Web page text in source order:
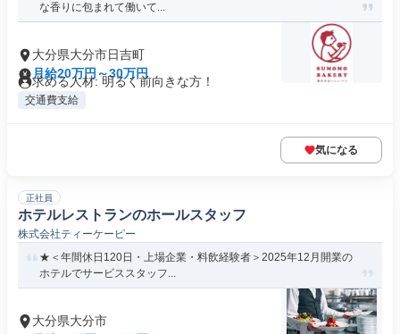
な香りに包まれて働いて...
大分県大分市日吉町
月給20万円～30万円
求める人材: 明るく前向きな方！
交通費支給
気になる
正社員
ホテルレストランのホールスタッフ
株式会社ティーケーピー
★＜年間休日120日・上場企業・料飲経験者＞2025年12月開業の
ホテルでサービススタッフ...
大分県大分市